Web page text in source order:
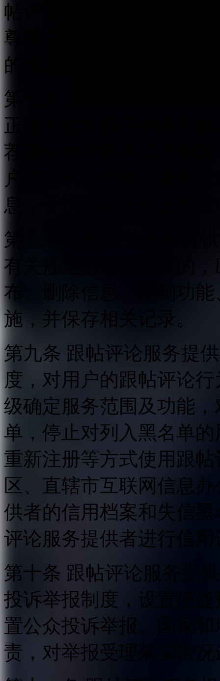
帖评论服务使用者应当
尊重公序良俗，不得发
的信息内容。
第七条 跟帖评论服务提
正当利益或基于错误价
荐跟帖评论等方式干预
户不得利用软件、雇佣
息，干扰跟帖评论正常
第八条 跟帖评论服务提
有关规定的信息内容的
布、删除信息、限制功
施，并保存相关记录。
第九条 跟帖评论服务提
度，对用户的跟帖评论
级确定服务范围及功能
单，停止对列入黑名单
重新注册等方式使用跟
区、直辖市互联网信息
供者的信用档案和失信
评论服务提供者进行信用
第十条 跟帖评论服务提
投诉举报制度，设置便
置公众投诉举报。国家
责，对举报受理落实情